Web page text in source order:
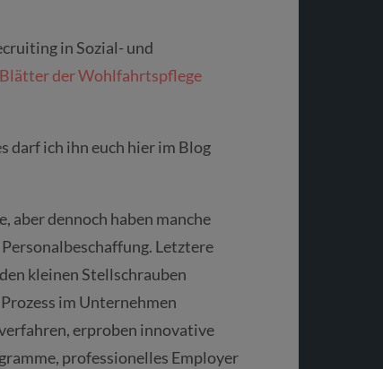
in Sozial- und
Blätter der Wohlfahrtspflege
darf ich ihn euch hier im Blog
aber dennoch haben manche
Letztere
kleinen Stellschrauben
im Unternehmen
erproben innovative
professionelles Employer